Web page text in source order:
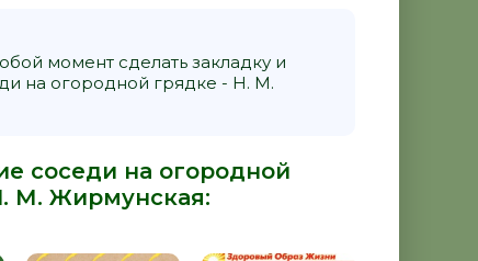
момент сделать закладку и
на огородной грядке - Н. М.
соседи на огородной
М. Жирмунская: